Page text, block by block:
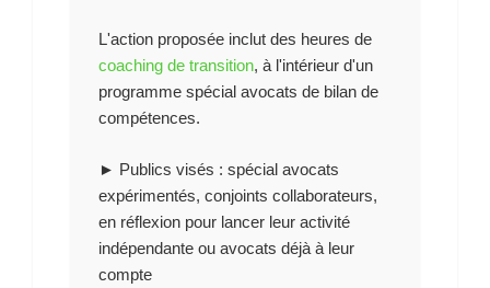
L'action proposée inclut des heures de
coaching de transition, à l'intérieur d'un
programme spécial avocats de bilan de
compétences.
► Publics visés : spécial avocats
expérimentés, conjoints collaborateurs,
en réflexion pour lancer leur activité
indépendante ou avocats déjà à leur
compte